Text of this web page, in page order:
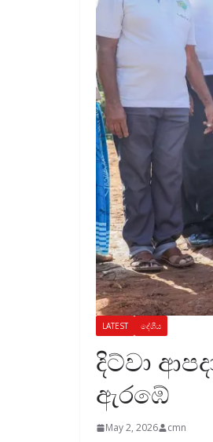
LATEST දේශීය
දිට්වා
ඇරඹේ
May 2, 2026 cmn